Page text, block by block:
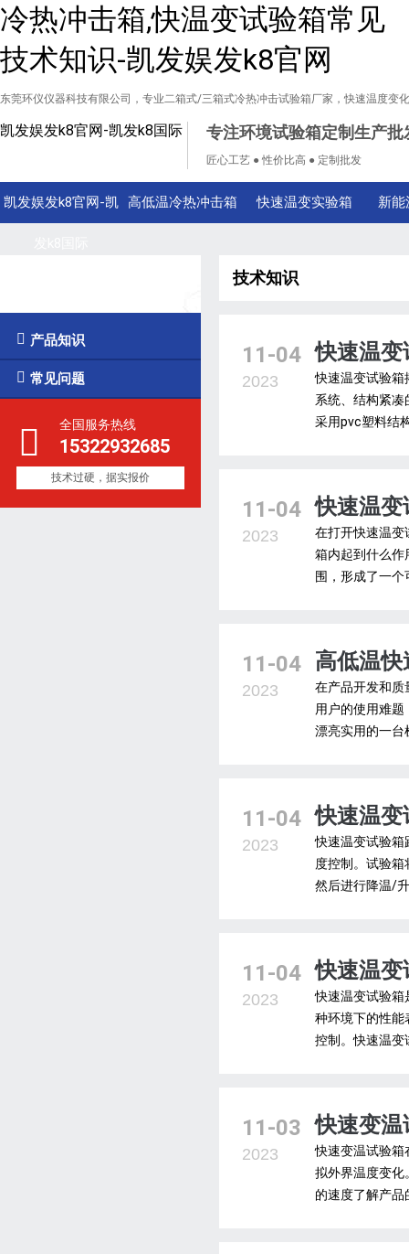
冷热冲击箱,快温变试验箱常见
技术知识-凯发娱发k8官网
东莞环仪仪器科技有限公司，专业二箱式/三箱式冷热冲击试验箱厂家，快速温度变
凯发娱发k8官网-凯发k8国际 专注环境试验箱定制生产批
匠心工艺 ● 性价比高 ● 定制批发
凯发娱发k8官网-凯 高低温冷热冲击箱 快速温变实验箱 新
 产品知识
 常见问题
全国服务热线
15322932685
技术过硬，据实报价
技术知识
11-04
2023
快速温变
快速温变试验箱
系统、结构紧
采用pvc塑料结
11-04
2023
快速温变
在打开快速温变
箱内起到什么作
围，形成了一个
11-04
2023
高低温
在产品开发和质
用户的使用难
漂亮实用的一台
11-04
2023
快速温变
快速温变试验箱
度控制。试验
然后进行降温/
11-04
2023
快速温变
快速温变试验箱
种环境下的性能
控制。快速温变
11-03
2023
快速变温
快速变温试验箱
拟外界温度变化
的速度了解产品